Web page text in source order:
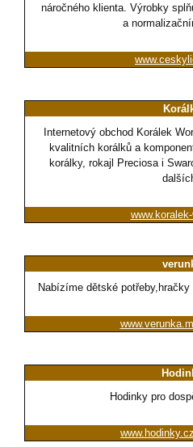
náročného klienta. Výrobky
a
Internetový obchod Korálek
kvalitních korálků a
korálky, rokajl Preciosa i
Nabízíme dětské
Hodinky pro